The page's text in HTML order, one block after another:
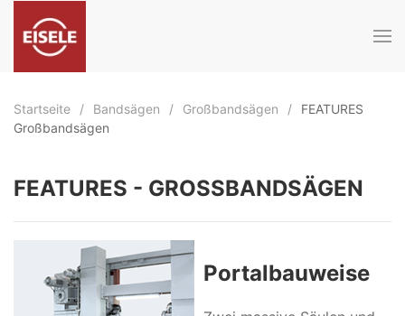
Zum Hauptinhalt springen
Startseite Bandsägen Großbandsägen
FEATURES
Großbandsägen
FEATURES - GROSSBANDSÄGEN
Portalbauweise